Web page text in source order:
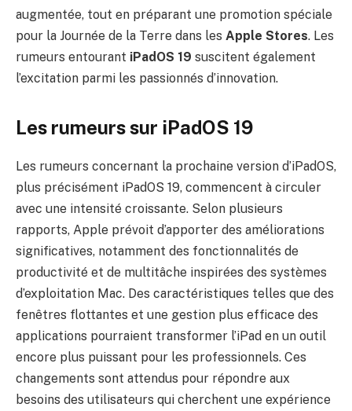
augmentée, tout en préparant une promotion spéciale
pour la Journée de la Terre dans les Apple Stores. Les
rumeurs entourant iPadOS 19 suscitent également
l’excitation parmi les passionnés d’innovation.
Les rumeurs sur iPadOS 19
Les rumeurs concernant la prochaine version d’iPadOS,
plus précisément iPadOS 19, commencent à circuler
avec une intensité croissante. Selon plusieurs
rapports, Apple prévoit d’apporter des améliorations
significatives, notamment des fonctionnalités de
productivité et de multitâche inspirées des systèmes
d’exploitation Mac. Des caractéristiques telles que des
fenêtres flottantes et une gestion plus efficace des
applications pourraient transformer l’iPad en un outil
encore plus puissant pour les professionnels. Ces
changements sont attendus pour répondre aux
besoins des utilisateurs qui cherchent une expérience